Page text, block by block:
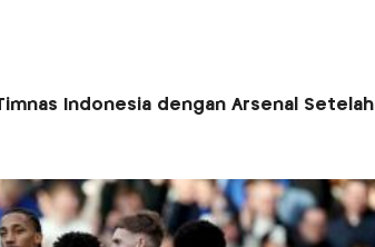
Indonesia dengan Arsenal Setelah